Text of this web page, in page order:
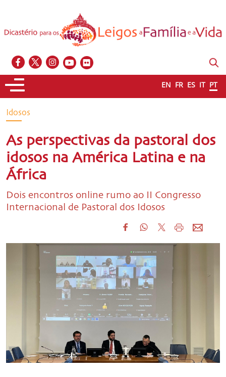
EN FR ES IT PT
Idosos
As perspectivas da pastoral dos
idosos na América Latina e na
África
Dois encontros online rumo ao II Congresso
Internacional de Pastoral dos Idosos